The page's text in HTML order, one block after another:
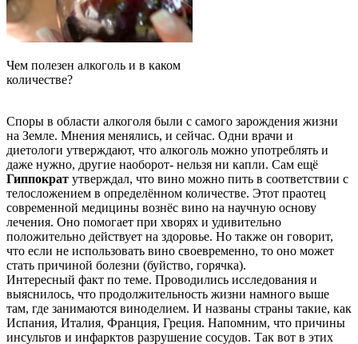
Чем полезен алкоголь и в каком
количестве?
Споры в области алкоголя были с самого зарождения жизни
на Земле. Мнения менялись, и сейчас. Одни врачи и
диетологи утверждают, что алкоголь можно употреблять и
даже нужно, другие наоборот- нельзя ни капли. Сам ещё
Гиппократ утверждал, что вино можно пить в соответствии с
телосложением в определённом количестве. Этот праотец
современной медицины вознёс вино на научную основу
лечения. Оно помогает при хворях и удивительно
положительно действует на здоровье. Но также он говорит,
что если не использовать вино своевременно, то оно может
стать причиной болезни (буйство, горячка).
Интересный факт по теме. Проводились исследования и
выяснилось, что продолжительность жизни намного выше
там, где занимаются виноделием. И названы страны такие, как
Испания, Италия, Франция, Греция. Напомним, что причины
инсультов и инфарктов разрушение сосудов. Так вот в этих